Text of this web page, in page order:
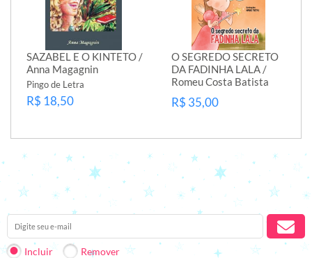
SAZABEL E O KINTETO /
Anna Magagnin
Pingo de Letra
R$ 18,50
O SEGREDO SECRETO
DA FADINHA LALA /
Romeu Costa Batista
R$ 35,00
Receba nossas novidades em seu e-mail.
Incluir Remover